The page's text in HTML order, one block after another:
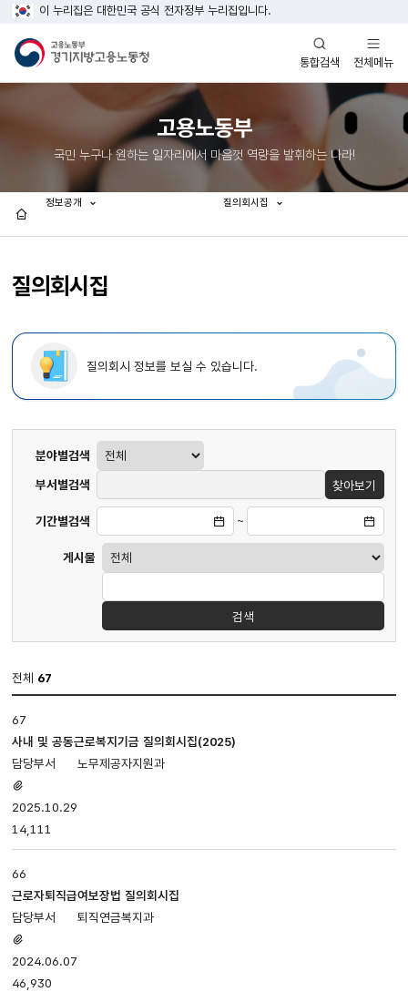
이 누리집은 대한민국 공식 전자정부 누리집입니다.
통합검색
열기
전체메뉴
열기
고용노동부
국민 누구나 원하는 일자리에서 마음껏 역량을 발휘하는 나라!
질의회시집
정보공개 질의회시집
질의회시 정보를 보실 수 있습니다.
게시판
분야별검색
부서별검색
찾아보기
기간별검색 ~
게시물
검색
전체 67
게시판
입니다.
번호,
제목,
첨부파일,
담당부서,
등록일,
조회로
나누어져
있습니다.
67
사내 및 공동근로복지기금 질의회시집(2025)
노무제공자지원과
있음
2025.10.29
14,111
66
근로자퇴직급여보장법 질의회시집
퇴직연금복지과
있음
2024.06.07
46,930